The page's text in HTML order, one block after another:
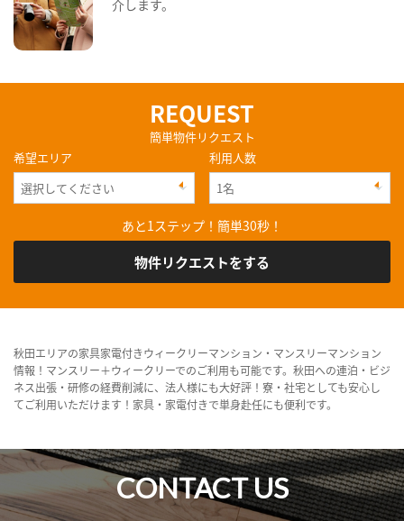
介します。
REQUEST
簡単物件リクエスト
希望エリア
利用人数
あと1ステップ！簡単30秒！
物件リクエストをする
秋田エリアの家具家電付きウィークリーマンション・マンスリーマンション
情報！マンスリー＋ウィークリーでのご利用も可能です。秋田への連泊・ビジ
ネス出張・研修の経費削減に、法人様にも大好評！寮・社宅としても安心し
てご利用いただけます！家具・家電付きで単身赴任にも便利です。
CONTACT US